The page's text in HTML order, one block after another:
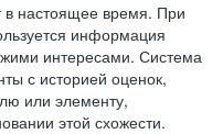
в настоящее время. При
информация
интересами. Система
с историей оценок,
или элементу,
этой схожести.